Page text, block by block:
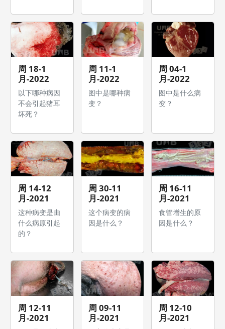
周 18-1
月-2022
以下哪种病因
不会引起猪耳
坏死？
周 11-1
月-2022
图中是哪种病
变？
周 04-1
月-2022
图中是什么病
变？
周 14-12
月-2021
这种病变是由
什么病原引起
的？
周 30-11
月-2021
这个病变的病
因是什么？
周 16-11
月-2021
食管增生的原
因是什么？
周 12-11
月-2021
周 09-11
月-2021
周 12-10
月-2021